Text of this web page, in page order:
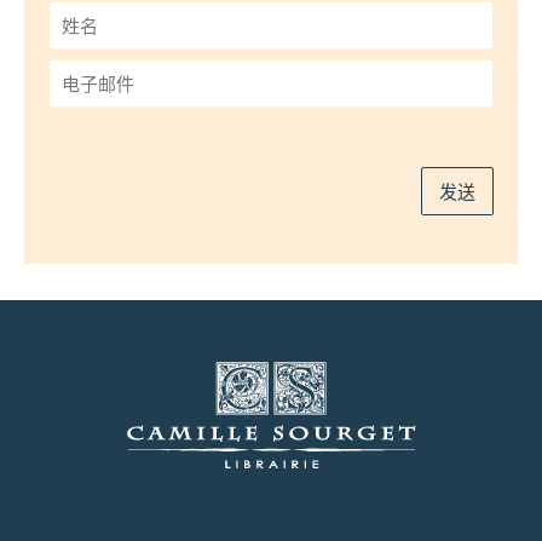
姓
名
*
子
发送